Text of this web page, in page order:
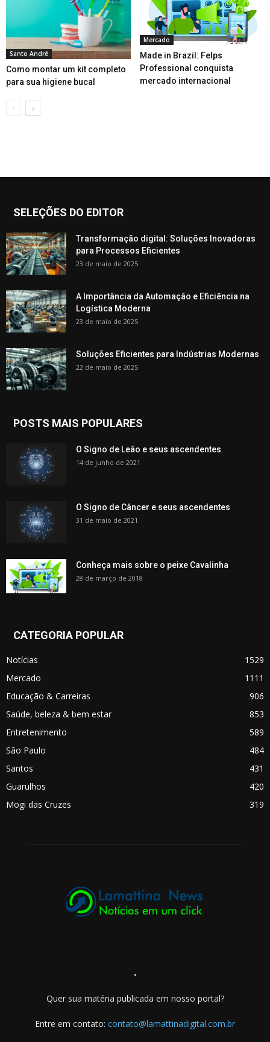
Santo André
Como montar um kit completo
para sua higiene bucal
Mercado
Made in Brazil: Felps
Professional conquista
mercado internacional
SELEÇÕES DO EDITOR
Transformação digital: Soluções Inovadoras
para Processos Eficientes
23 de maio de 2025
A Importância da Automação e Eficiência na
Logística Moderna
23 de maio de 2025
Soluções Eficientes para Indústrias Modernas
22 de maio de 2025
POSTS MAIS POPULARES
O Signo de Leão e seus ascendentes
14 de junho de 2021
O Signo de Câncer e seus ascendentes
31 de maio de 2021
Conheça mais sobre o peixe Cavalinha
28 de março de 2018
CATEGORIA POPULAR
Notícias
1529
Mercado
1111
Educação & Carreiras
906
Saúde, beleza & bem estar
853
Entretenimento
589
São Paulo
484
Santos
431
Guarulhos
420
Mogi das Cruzes
319
.
Quer sua matéria publicada em nosso portal?
Entre em contato: contato@lamattinadigital.com.br